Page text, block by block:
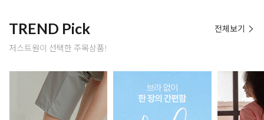
TREND Pick
저스트원이 선택한 주목상품!
전체보기